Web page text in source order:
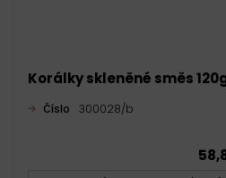
Korálky skleněné směs
Číslo 300028/b